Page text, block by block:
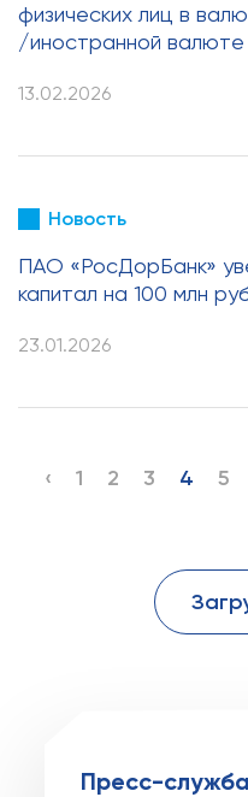
физических лиц в
/иностранной
13.02.2026
Новость
ПАО «РосДорБанк»
капитал на 100 млн
23.01.2026
‹ 1 2 3 4 5
Пресс-служба